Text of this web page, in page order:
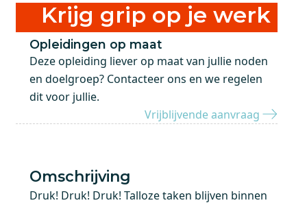
Krijg grip op je werk
Opleidingen op maat
Deze opleiding liever op maat van jullie noden
en doelgroep? Contacteer ons en we regelen
dit voor jullie.
Vrijblijvende aanvraag
Omschrijving
Druk! Druk! Druk! Talloze taken blijven binnen